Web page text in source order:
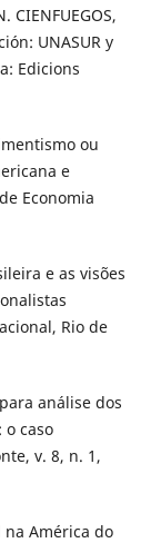
UNASUR y
Edicions
ou
e
Economia
e as visões
Rio de
análise dos
o caso
v. 8, n. 1,
na América do